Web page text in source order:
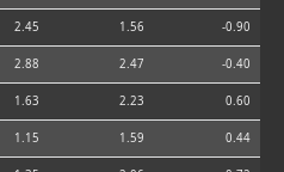
2.45 1.56 -0.90
2.88 2.47 -0.40
1.63 2.23 0.60
1.15 1.59 0.44